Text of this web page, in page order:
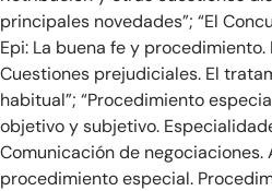
principales novedades”; “El
Epi: La buena fe y
Cuestiones prejudiciales. El
habitual”; “Procedimiento
objetivo y subjetivo.
Comunicación de negociaciones.
procedimiento especial.